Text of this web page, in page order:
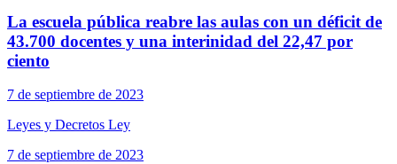
La escuela pública reabre las aulas con un déficit de
43.700 docentes y una interinidad del 22,47 por
ciento
7 de septiembre de 2023
Leyes y Decretos Ley
7 de septiembre de 2023